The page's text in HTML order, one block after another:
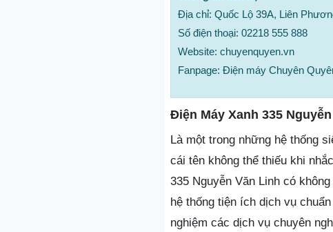
Địa chỉ: Quốc Lộ 39A, Liên
Số điện thoại: 02218 555 888
Website: chuyenquyen.vn
Fanpage: Điện máy Chuyên
Điện Máy Xanh 335
Là một trong những hệ thống
cái tên không thể thiếu khi
335 Nguyễn Văn Linh có
hệ thống tiện ích dịch vụ
nghiệm các dịch vụ chuyên